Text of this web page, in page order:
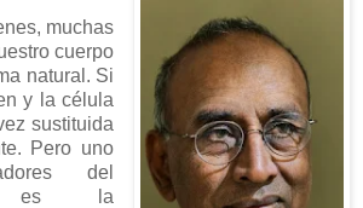
muchas
cuerpo
natural. Si
y la célula
sustituida
Pero uno
del
es la